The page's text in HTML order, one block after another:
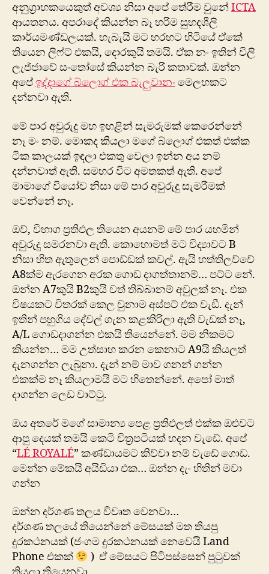
අනුග්‍රාහකයෙකුත් අවශ්‍ය නිසා ‍අපේ තේරීම වුනේICTA
ආයතනය. අපරාදේ කියන්න බෑ හරිම සුහදශීලි
කාර්යමණ්ඩලයක්. හැබැයි මට හරහට හිටියේ ඒකේ
තියෙන ලි‍ෆ්ට් එකයි, දොරකුයි තමයි. ඒක නං ඉතින් විලි
ලැජ්ජාවේ සංතෝසේ කියන්න බැරි කතාවක්. ඔන්න
අපේඉද්දාගේ බ්ලොග් එක බැලුවානං මෙලහකට
දන්නවා ඇති.
මේ පාර අවුරුදු මහ ඉහළින් සැමරුමක් කෙරෙන්නේ
නෑ මං නම්. මොකද කියලා මගේ බ්ලොග් එකත් එක්ක
ටික කාලයක් ඉඳලා එකතු වෙලා ඉන්න අය නම්
දන්නවාත් ඇති. සමහර විට අමතකත් ඇති. අපේ
මාමා‍ගේ වියෝව නිසා ‍මේ පාර අවුරුදු සැමරීමක්
වෙන්නේ නෑ.
ඔව්, විභාග ප්‍රතිඵල තියෙන අයනම් මේ පාර යහමින්
අවුරුදු සමරනවා ඇති. කොහොමත් මට විද්‍යාවට B
නිසා හිත ඇතුලෙන් පොඩ්ඩක් කචල්. ඇයි හත්තිලව්වේ
A8ක්ම ඇරගෙන අරක ‍ගොඩ දාගත්තානම්… පට්ට නේ.
ඔන්න A7කුයි B2කුයි වත් තිබ්බානම් අවුලක් නෑ. එක
විෂයකට විතරක් කෙල වුනාම අස්පට් එක වැඩී. දැන්
ඉතින් පහුගිය දේවල් ගැන කළකිරිලා ඇති වැඩක් නෑ,
A/L ගොඩදාගන්න එකයි තියෙන්නේ. මම නිකමට
කියන්න… මම උත්සාහ කරන කෙනාට A9යි කියලත්
දැනගන්න ලැබුනා. දැන් නම් මාව ගනන් ගන්න
එකක්ම ‍නෑ කියලාමයි මට හිතෙන්නේ. අපෝ මාත්
දාගන්න ලෙඩ වාට්ටු.
ඔය අතරේ මගේ සාමාන්‍ය පෙළ ප්‍රතිඵලත් එක්ක ඔළුවට
ආපු දෙයක් තමයි කෙටි චිත්‍රපටියක් හදන වැඩේ. අපේ
“LÉ ROYALÉ” කණ්ඩායමට කිව්වා නම් වැඩේ ගොඩ.
මෙන්න මේකයි අයිඩියා එක… ඔන්න දැං හිතින් මවා
ගන්න
ඔන්න දර්ශණ තලය විවෘත වෙනවා…
දර්ශණ තලයේ තියෙන්නේ මේසයක් මත තියපු
දුරකථනයක් (ජංගම දුරකථනයක් නෙවෙයි Land
Phone එකක්
) ඒ මේසයට පිටිපස්සෙන් පුටුවක්